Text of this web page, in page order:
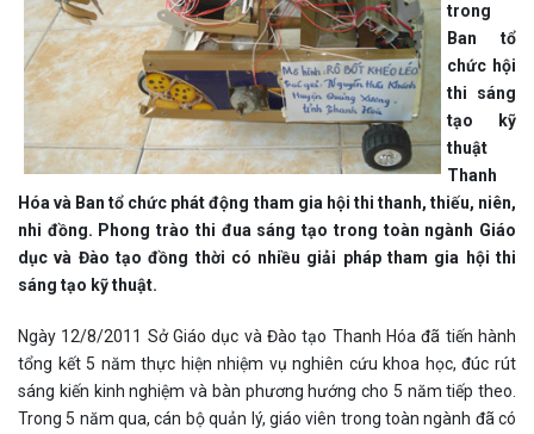
trong
Ban tổ
chức hội
thi sáng
tạo kỹ
thuật
Thanh
Hóa và Ban tổ chức phát động tham gia hội thi thanh, thiếu, niên,
nhi đồng. Phong trào thi đua sáng tạo trong toàn ngành Giáo
dục và Đào tạo đồng thời có nhiều giải pháp tham gia hội thi
sáng tạo kỹ thuật.
Ngày 12/8/2011 Sở Giáo dục và Đào tạo Thanh Hóa đã tiến hành
tổng kết 5 năm thực hiện nhiệm vụ nghiên cứu khoa học, đúc rút
sáng kiến kinh nghiệm và bàn phương hướng cho 5 năm tiếp theo.
Trong 5 năm qua, cán bộ quản lý, giáo viên trong toàn ngành đã có